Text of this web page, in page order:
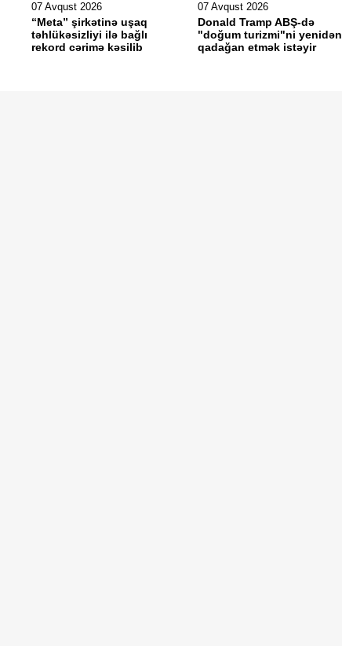
07 Avqust 2026
“Meta” şirkətinə uşaq
təhlükəsizliyi ilə bağlı
rekord cərimə kəsilib
07 Avqust 2026
Donald Tramp ABŞ-də
"doğum turizmi"ni yenidən
qadağan etmək istəyir